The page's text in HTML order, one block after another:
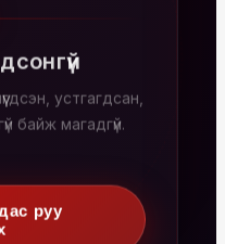
устгагдсан,
байж магадгүй.
руу